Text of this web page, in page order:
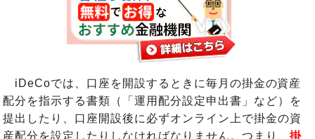
iDeCoでは、口座を開設するときに毎月の掛金の資産
配分を指示する書類（「運用配分設定申出書」など）を
提出したり、口座開設後に必ずオンライン上で掛金の資
産配分を設定したりしなければなりません。つまり、 掛